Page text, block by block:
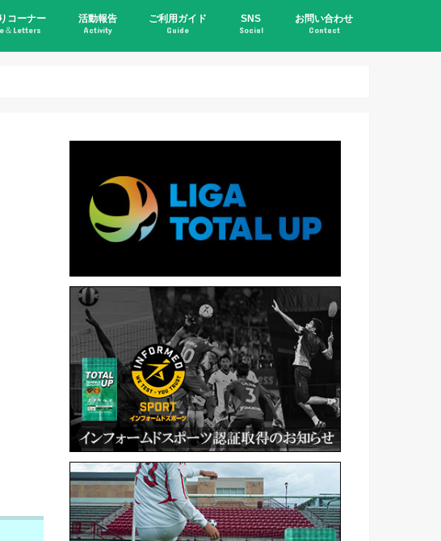
コーナー
＆Letters
活動報告
Activity
ご利用ガイド
Guide
SNS
Social
お問い合わせ
Contact